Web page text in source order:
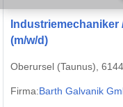
(m/w/d)
Oberursel (Taunus),
Firma:Barth Galvanik